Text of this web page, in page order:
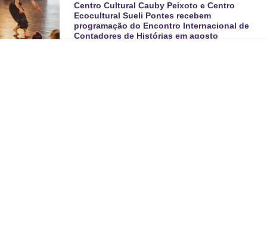
Centro Cultural Cauby Peixoto e Centro
Ecocultural Sueli Pontes recebem
programação do Encontro Internacional de
Contadores de Histórias em agosto